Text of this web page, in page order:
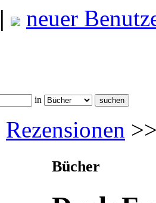
| neuer
in
Rezensionen
Bücher